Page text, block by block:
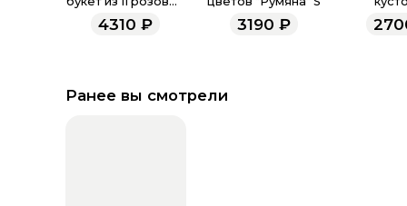
4310 ₽ 3190 ₽
Ранее вы смотрели